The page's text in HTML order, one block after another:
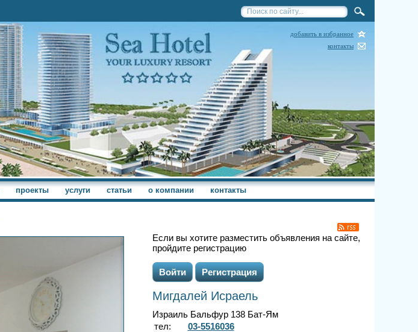
добавить в избранное
контакты
проекты услуги статьи о компании контакты
Если вы хотите разместить объявления на сайте,
пройдите регистрацию
Войти Регистрация
Мигдалей Исраель
Израиль Бальфур 138 Бат-Ям
тел:
03-5516036